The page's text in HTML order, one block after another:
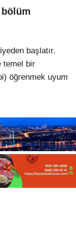
başlatır.
temel bir
öğrenmek uyum